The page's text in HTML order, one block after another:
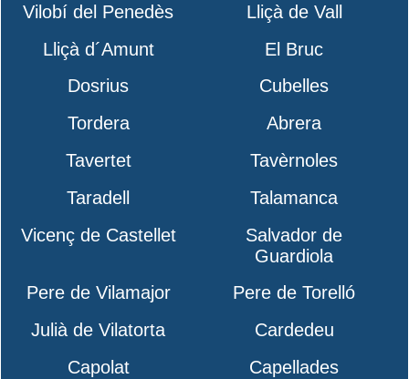
Vilobí del Penedès
Lliçà de Vall
Lliçà d´Amunt
El Bruc
Dosrius
Cubelles
Tordera
Abrera
Tavertet
Tavèrnoles
Taradell
Talamanca
Vicenç de Castellet
Salvador de
Guardiola
Pere de Vilamajor
Pere de Torelló
Julià de Vilatorta
Cardedeu
Capolat
Capellades